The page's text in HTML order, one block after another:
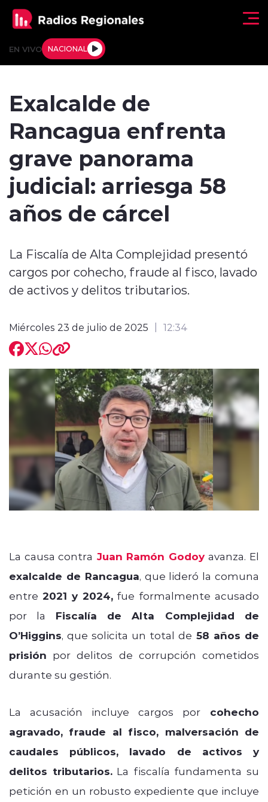
EN VIVO NACIONAL
Tendencias
Deportes
Internacional
Entrevistas
Exalcalde de
Rancagua enfrenta
grave panorama
judicial: arriesga 58
años de cárcel
La Fiscalía de Alta Complejidad presentó
cargos por cohecho, fraude al fisco, lavado
de activos y delitos tributarios.
Miércoles 23 de julio de 2025 12:34
La causa contra Juan Ramón Godoy avanza. El
exalcalde de Rancagua, que lideró la comuna
entre 2021 y 2024,fue formalmente acusado
por la Fiscalía de Alta Complejidad de
O’Higgins, que solicita un total de 58 años de
prisión por delitos de corrupción cometidos
durante su gestión.
La acusación incluye cargos por cohecho
agravado, fraude al fisco, malversación de
caudales públicos, lavado de activos y
delitos tributarios.La fiscalía fundamenta su
petición en un robusto expediente que incluye